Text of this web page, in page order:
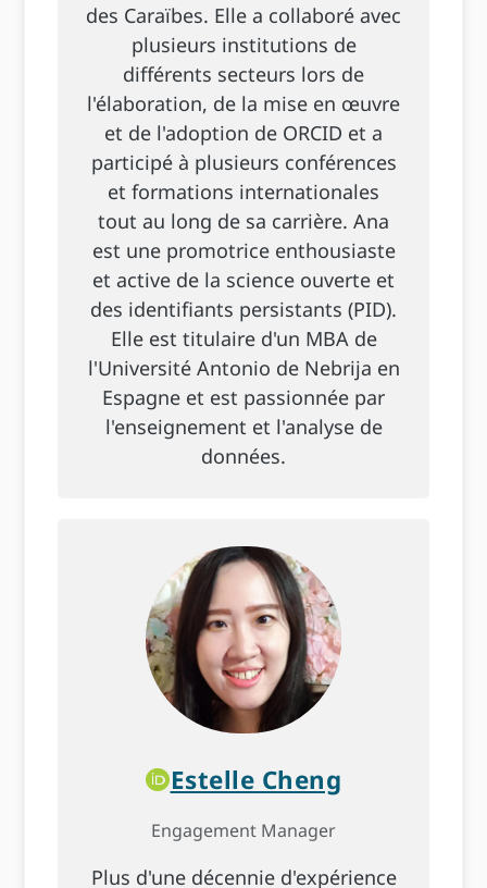
des Caraïbes. Elle a collaboré avec
plusieurs institutions de
différents secteurs lors de
l'élaboration, de la mise en œuvre
et de l'adoption de ORCID et a
participé à plusieurs conférences
et formations internationales
tout au long de sa carrière. Ana
est une promotrice enthousiaste
et active de la science ouverte et
des identifiants persistants (PID).
Elle est titulaire d'un MBA de
l'Université Antonio de Nebrija en
Espagne et est passionnée par
l'enseignement et l'analyse de
données.
Estelle Cheng
Engagement Manager
Plus d'une décennie d'expérience